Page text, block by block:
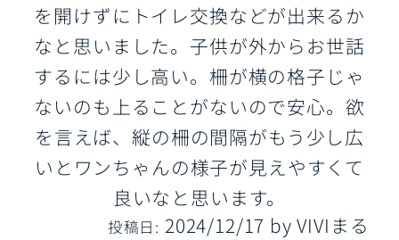
を開けずにトイレ交換などが出来るか
なと思いました。子供が外からお世話
するには少し高い。柵が横の格子じゃ
ないのも上ることがないので安心。欲
を言えば、縦の柵の間隔がもう少し広
いとワンちゃんの様子が見えやすくて
良いなと思います。
投稿日: 2024/12/17 by VIVIまる